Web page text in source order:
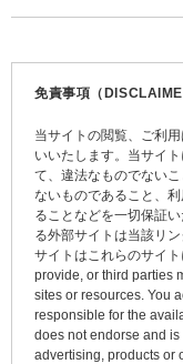
稿
免責事項（
当サイトの閲覧、ご利
いいたします。当サイ
て、違法なものでない
ないものであること、
ることなどを一切保証
る外部サイトは当該リ
サイトはこれらのサイ
provide, or third parties
sites or resources. You
responsible for the
does not endorse and
advertising, products or